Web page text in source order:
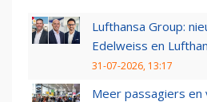
Lufthansa Group:
Edelweiss en
31-07-2026, 13:17
Meer passagiers en